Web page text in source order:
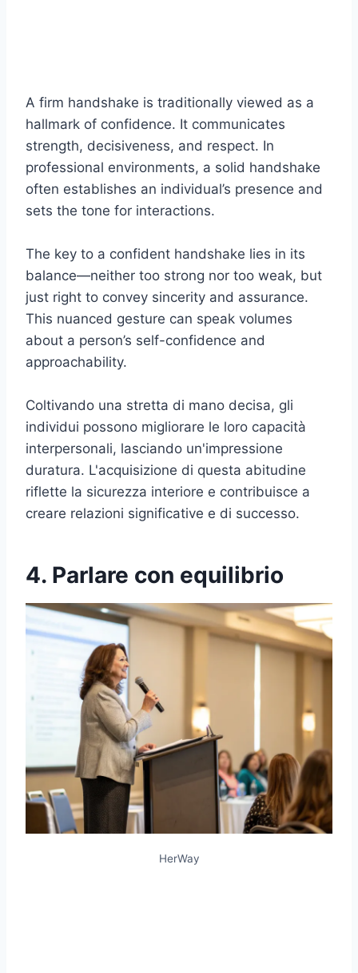
A firm handshake is traditionally viewed as a
hallmark of confidence. It communicates
strength, decisiveness, and respect. In
professional environments, a solid handshake
often establishes an individual’s presence and
sets the tone for interactions.
The key to a confident handshake lies in its
balance—neither too strong nor too weak, but
just right to convey sincerity and assurance.
This nuanced gesture can speak volumes
about a person’s self-confidence and
approachability.
Coltivando una stretta di mano decisa, gli
individui possono migliorare le loro capacità
interpersonali, lasciando un'impressione
duratura. L'acquisizione di questa abitudine
riflette la sicurezza interiore e contribuisce a
creare relazioni significative e di successo.
4. Parlare con equilibrio
HerWay